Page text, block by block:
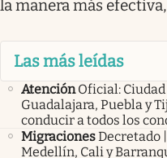
la manera más
Las más leídas
Atención Oficial:
Guadalajara, Puebla y
conducir a todos los
MigracionesDecretado
Medellín, Cali y